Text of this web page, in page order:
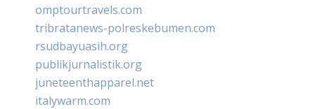
omptourtravels.com
tribratanews-polreskebumen.com
rsudbayuasih.org
publikjurnalistik.org
juneteenthapparel.net
italywarm.com